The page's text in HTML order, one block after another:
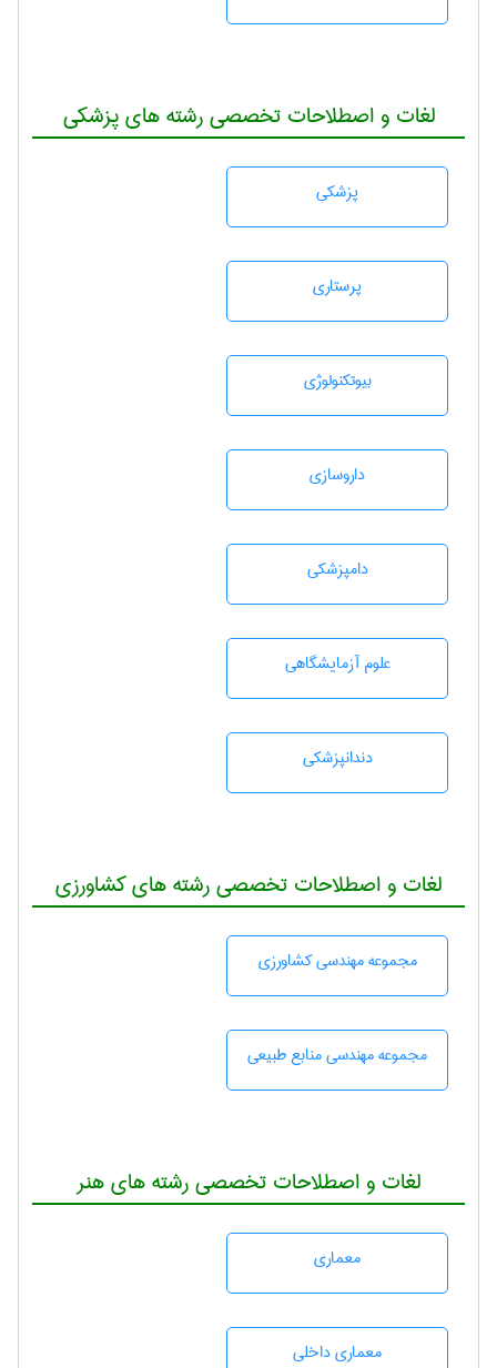
لغات و اصطلاحات تخصصی رشته های پزشکی
پزشكی
پرستاری
بيوتكنولوژی
داروسازی
دامپزشكی
علوم آزمايشگاهی
دندانپزشكی
لغات و اصطلاحات تخصصی رشته های کشاورزی
مجموعه مهندسی كشاورزی
مجموعه مهندسی منابع طبيعی
لغات و اصطلاحات تخصصی رشته های هنر
معماری
معماری داخلی